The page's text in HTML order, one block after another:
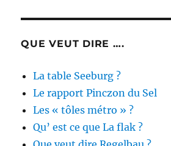
QUE VEUT DIRE ….
La table Seeburg ?
Le rapport Pinczon du Sel
Les « tôles métro » ?
Qu’ est ce que La flak ?